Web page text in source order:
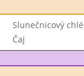
Slunečnicový
Čaj